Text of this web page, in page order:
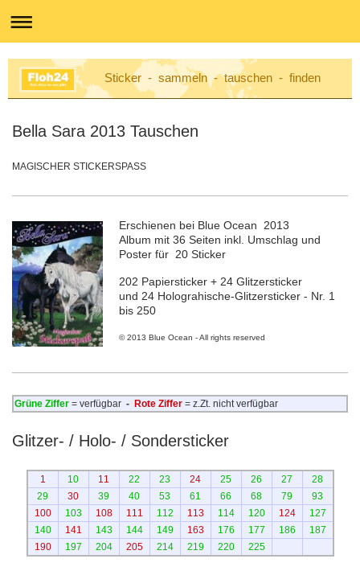
Sticker - sammeln - tauschen - finden
Bella Sara 2013 Tauschen
MAGISCHER STICKERSPASS
Erschienen bei Blue Ocean 2013
Album mit 36 Seiten inkl. Umschlag und
Poster für 20 Sticker
202 Papiersticker + 24 Glitzersticker
und 24 Holograhische-Glitzersticker - Nr. 1
bis 250
© 2013 Blue Ocean - All rights reserved
Grüne Ziffer = verfügbar - Rote Ziffer = z.Zt. nicht verfügbar
Glitzer- / Holo- / Sondersticker
1 10 11 22 23 24 25 26 27
28
29
30 39 40 53 61 66 68 79
93
100
103 108 111 112 113 114 120 124
127
140
141 143 144 149 163 176 177 186
187
190
197 204 205 214 219 220 225